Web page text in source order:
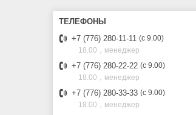
+7 (776) 280-11-11 с 9.00
18.00，менеджер
+7 (776) 280-22-22 с 9.00
18.00，менеджер
+7 (776) 280-33-33 с 9.00
18.00，менеджер